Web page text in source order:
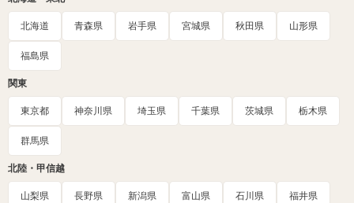
北海道 青森県 岩手県 宮城県 秋田県 山形県
福島県
関東
東京都 神奈川県 埼玉県 千葉県 茨城県 栃木県
群馬県
北陸・甲信越
山梨県 長野県 新潟県 富山県 石川県 福井県